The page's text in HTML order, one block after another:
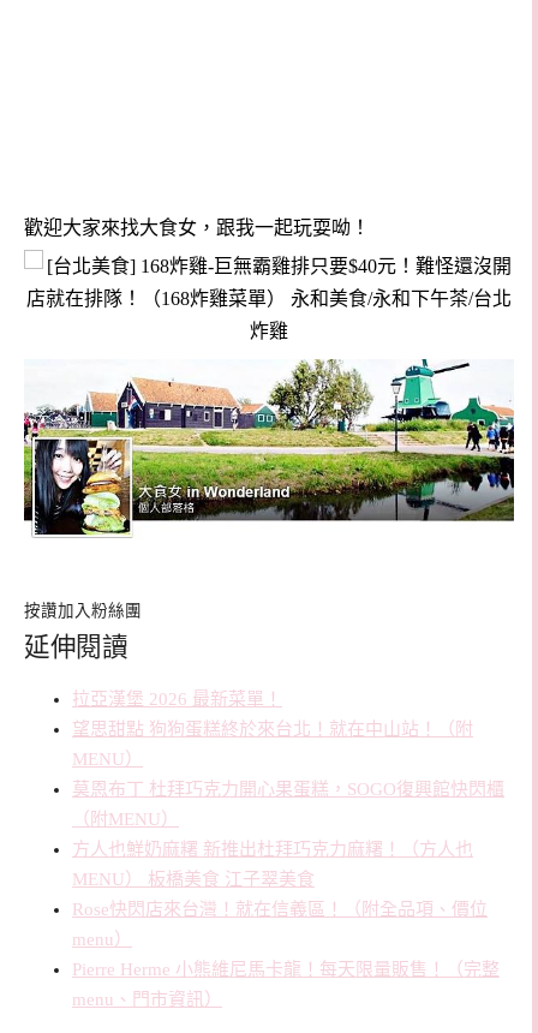
歡迎大家來找大食女，跟我一起玩耍呦！
按讚加入粉絲團
延伸閱讀
拉亞漢堡 2026 最新菜單！
望思甜點 狗狗蛋糕終於來台北！就在中山站！（附
MENU）
莫恩布丁 杜拜巧克力開心果蛋糕，SOGO復興館快閃櫃
（附MENU）
方人也鮮奶麻糬 新推出杜拜巧克力麻糬！（方人也
MENU） 板橋美食 江子翠美食
Rose快閃店來台灣！就在信義區！（附全品項、價位
menu）
Pierre Herme 小熊維尼馬卡龍！每天限量販售！（完整
menu、門市資訊）